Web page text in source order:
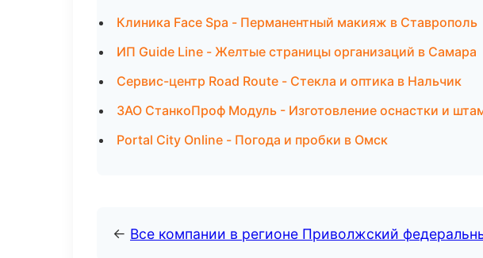
Клиника Face Spa - Перманентный макияж в Ставрополь
ИП Guide Line - Желтые страницы организаций в Самара
Сервис-центр Road Route - Стекла и оптика в Нальчик
ЗАО СтанкоПроф Модуль - Изготовление оснастки и
Portal City Online - Погода и пробки в Омск
← Все компании в регионе Приволжский